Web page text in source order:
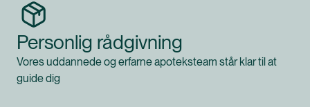
Personlig rådgivning
Vores uddannede og erfarne apoteksteam står klar til at
guide dig